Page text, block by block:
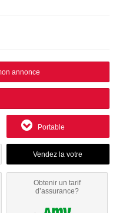
annonce
Portable
Obtenir un tarif
d’assurance?